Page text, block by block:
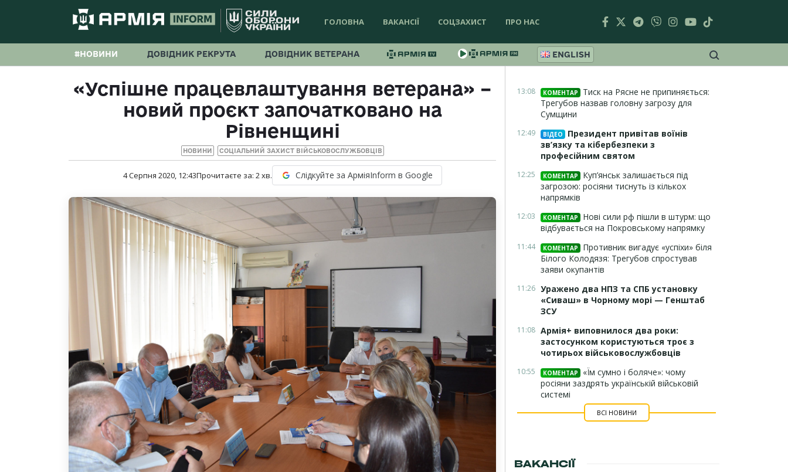
ГОЛОВНА ВАКАНСІЇ СОЦЗАХИСТ ПРО НАС
#НОВИНИ ДОВІДНИК РЕКРУТА ДОВІДНИК ВЕТЕРАНА ENGLISH
«Успішне працевлаштування ветерана» –
новий проєкт започатковано на
Рівненщині
НОВИНИ СОЦІАЛЬНИЙ ЗАХИСТ ВІЙСЬКОВОСЛУЖБОВЦІВ
4 Серпня 2020, 12:43Прочитаєте за: 2хв. Слідкуйте за АрміяInform в Google
13:08 КОМЕНТАР
Тиск на Рясне не припиняється:
Трегубов назвав головну загрозу для
Сумщини
12:49 ВІДЕО
Президент привітав воїнів
зв’язку та кібербезпеки з
професійним святом
12:25 КОМЕНТАР
Куп’янськ залишається під
загрозою: росіяни тиснуть із кількох
напрямків
12:03 КОМЕНТАР
Нові сили рф пішли в штурм: що
відбувається на Покровському напрямку
11:44 КОМЕНТАР
Противник вигадує «успіхи» біля
Білого Колодязя: Трегубов спростував
заяви окупантів
11:26 Уражено два НПЗ та СПБ установку
«Сиваш» в Чорному морі — Генштаб
ЗСУ
11:08 Армія+ виповнилося два роки:
застосунком користуються троє з
чотирьох військовослужбовців
10:55 КОМЕНТАР
«Їм сумно і боляче»: чому
росіяни заздрять українській військовій
системі
ВСІ НОВИНИ
ВАКАНСІЇ